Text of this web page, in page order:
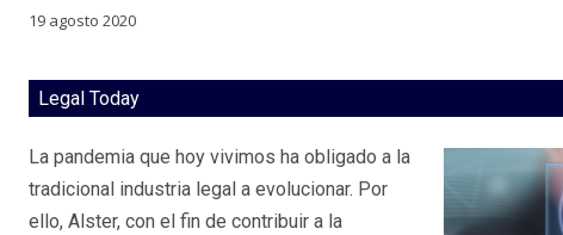
19 agosto 2020
Legal Today
La pandemia que hoy vivimos ha obligado a la
tradicional industria legal a evolucionar. Por
ello, Alster, con el fin de contribuir a la